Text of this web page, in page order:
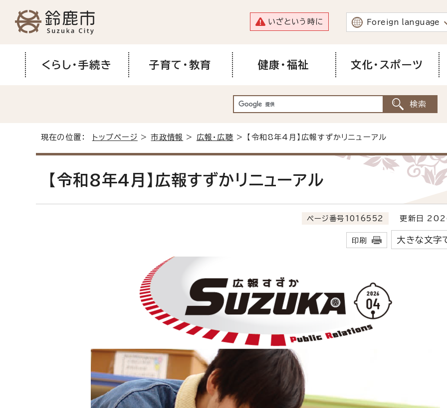
いざという時に Foreign language
くらし・手続き 子育て・教育 健康・福祉 文化・スポーツ
現在の位置： トップページ >市政情報 > 広報・広聴 > 【令和8年4月】広報すずかリニューアル
【令和8年4月】広報すずかリニューアル
ページ番号1016552 更新日
印刷 大きな文字